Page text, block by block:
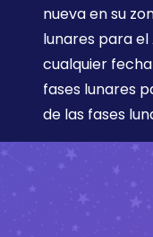
nueva en su
lunares para el
cualquier
fases lunares
de las fases